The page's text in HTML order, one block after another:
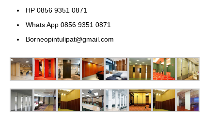
HP 0856 9351 0871
Whats App 0856 9351 0871
Borneopintulipat@gmail.com